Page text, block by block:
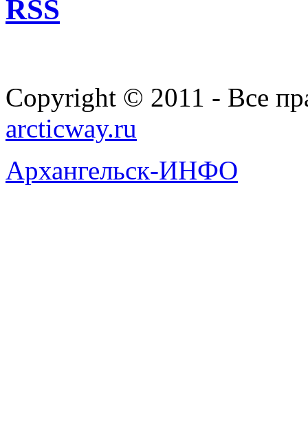
RSS
Copyright © 2011 - Все
arcticway.ru
Архангельск-ИНФО